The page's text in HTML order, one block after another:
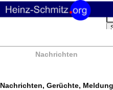
Nachrichten
Nachrichten, Gerüchte,